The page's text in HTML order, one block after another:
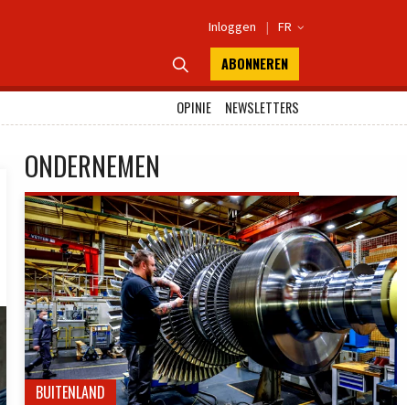
Inloggen | FR 
 ABONNEREN
OPINIE
NEWSLETTERS
ONDERNEMEN
BUITENLAND